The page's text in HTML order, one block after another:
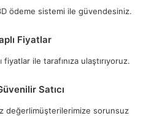
ödeme sistemi ile güvendesiniz.
Fiyatlar
ile tarafınıza ulaştırıyoruz.
Satıcı
değerlimüşterilerimize sorunsuz